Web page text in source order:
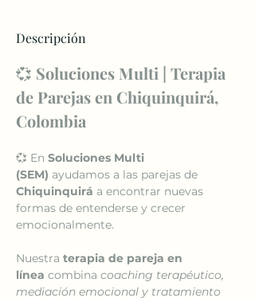
Descripción
💞 Soluciones Multi | Terapia
de Parejas en Chiquinquirá,
Colombia
💞 En Soluciones Multi
(SEM) ayudamos a las parejas de
Chiquinquirá a encontrar nuevas
formas de entenderse y crecer
emocionalmente.
Nuestra terapia de pareja en
línea combina coaching terapéutico,
mediación emocional y tratamiento